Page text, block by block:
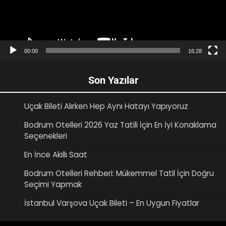
00:00 16:28
Son Yazılar
Uçak Bileti Alırken Hep Aynı Hatayı Yapıyoruz
Bodrum Otelleri 2026 Yaz Tatili İçin En İyi Konaklama
Seçenekleri
En İnce Akıllı Saat
Bodrum Otelleri Rehberi: Mükemmel Tatil İçin Doğru
Seçimi Yapmak
İstanbul Varşova Uçak Bileti – En Uygun Fiyatlar